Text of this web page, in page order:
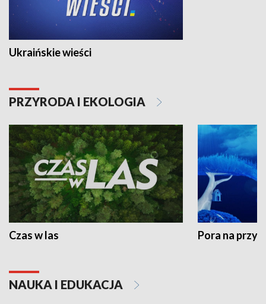
Ukraińskie wieści
PRZYRODA I EKOLOGIA
Czas w las Pora na
NAUKA I EDUKACJA